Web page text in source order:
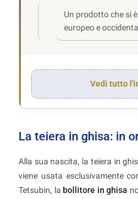
Un prodotto che si
europeo e
Vedi tutto
La teiera in ghisa: in
Alla sua nascita, la teiera in
viene usata esclusivamente
Tetsubin, la bollitore in ghisa